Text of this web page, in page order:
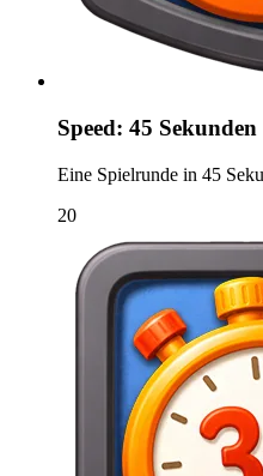
Speed: 45 Sekunden
Eine Spielrunde in 45
20